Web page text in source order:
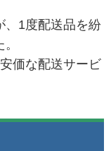
、1度配送品を紛
価な配送サービ